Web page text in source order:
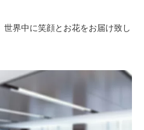
界中に笑顔とお花をお届け致し